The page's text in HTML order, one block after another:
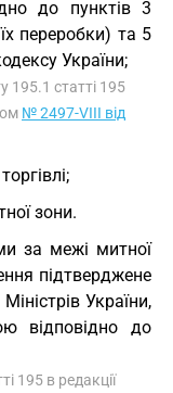
до пунктів 3
переробки) та 5
України;
195.1 статті 195
№ 2497-VIII від
зони.
за межі митної
підтверджене
України,
відповідно до
195 в редакції